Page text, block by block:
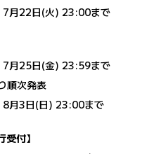
7月22日(火) 23:00まで
月25日(金) 23:59まで
順次発表
月3日(日) 23:00まで
付】